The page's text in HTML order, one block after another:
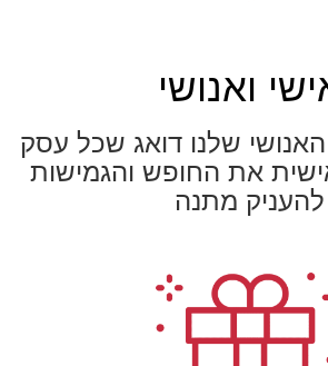
ואנושי
שלנו דואג שכל עסק
את החופש והגמישות
להעניק מתנה